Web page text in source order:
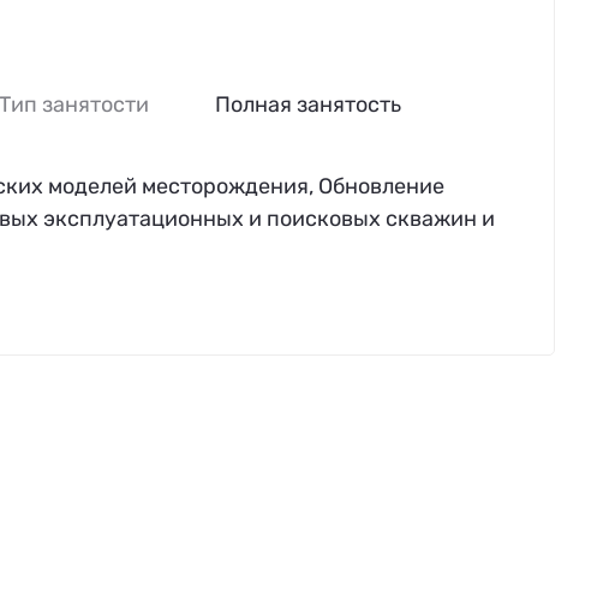
Тип занятости
Полная занятость
моделей месторождения, Обновление
эксплуатационных и поисковых скважин и